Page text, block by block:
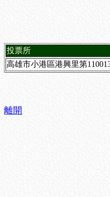
投票所
高雄市小港區港興里第
離開